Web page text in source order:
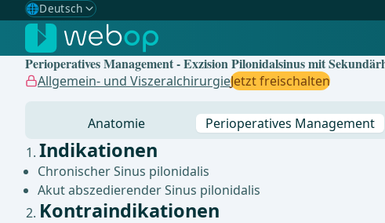
🌐Deutsch
Gewählte Sprache: Deutsch
🇩🇪 Deutsch ✓
🇬🇧English
Brasilianisch
Perioperatives Management - Exzision Pilonidalsinus mit
Allgemein- und ViszeralchirurgieJetzt freischalten
Anatomie Perioperatives Management
Indikationen
Chronischer Sinus pilonidalis
Akut abszedierender Sinus pilonidalis
Kontraindikationen